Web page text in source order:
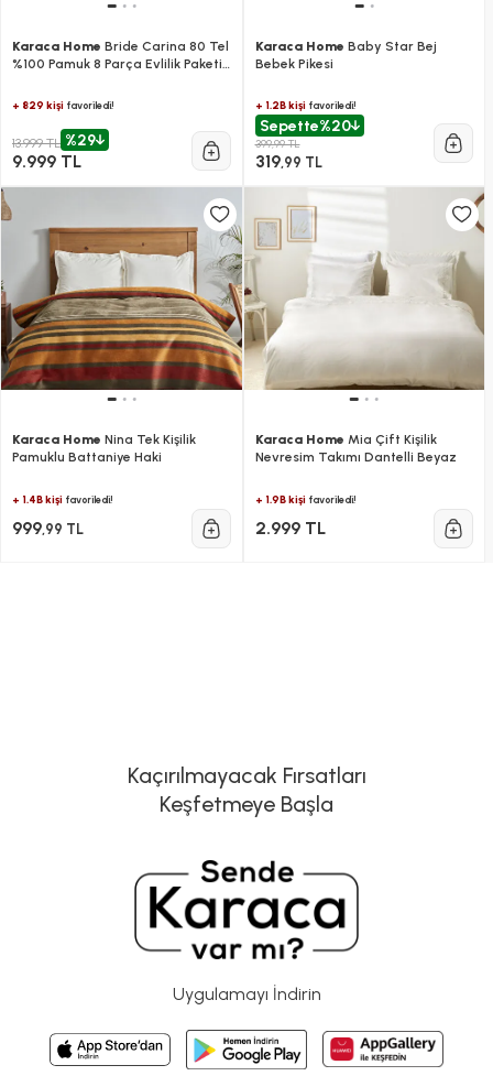
Karaca Home Bride Carina 80 Tel
%100 Pamuk 8 Parça Evlilik Paketi
+ 829 kişi favoriledi!
13.999 TL %29
9.999 TL
Karaca Home Baby Star Bej
Bebek Pikesi
+ 1.2B kişifavoriledi!
Sepette%20
399,99 TL
319,99 TL
Karaca Home Nina Tek Kişilik
Pamuklu Battaniye Haki
+ 1.4B kişi favoriledi!
999,99 TL
Karaca Home Mia Çift Kişilik
Nevresim Takımı Dantelli Beyaz
+ 1.9B kişifavoriledi!
2.999 TL
Kaçırılmayacak Fırsatları
Keşfetmeye Başla
Uygulamayı İndirin